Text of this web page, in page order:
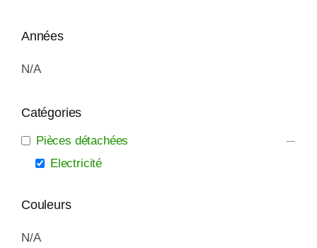
Années
N/A
Catégories
Pièces détachées
Electricité
Couleurs
N/A